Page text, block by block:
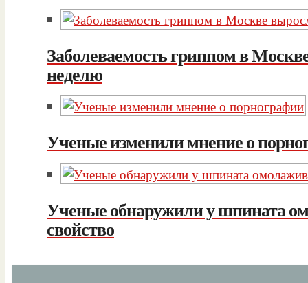
Заболеваемость гриппом в
неделю
Ученые изменили мнение о
Ученые обнаружили у шпината
свойство